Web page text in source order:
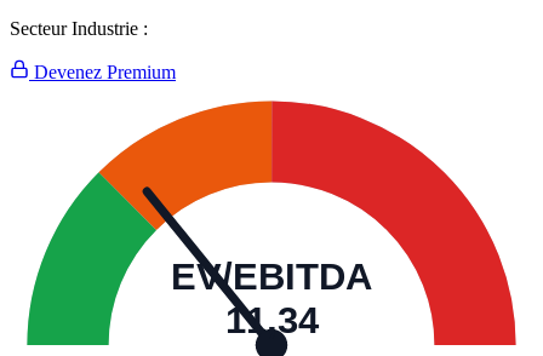
Secteur Industrie :
Devenez Premium
EV/EBITDA
11,34